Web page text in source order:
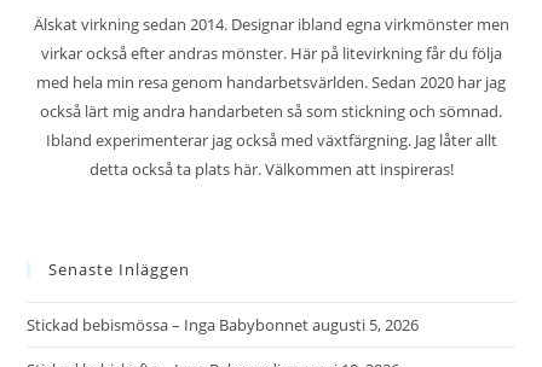
Älskat virkning sedan 2014. Designar ibland egna virkmönster men
virkar också efter andras mönster. Här på litevirkning får du följa
med hela min resa genom handarbetsvärlden. Sedan 2020 har jag
också lärt mig andra handarbeten så som stickning och sömnad.
Ibland experimenterar jag också med växtfärgning. Jag låter allt
detta också ta plats här. Välkommen att inspireras!
Senaste Inläggen
Stickad bebismössa – Inga Babybonnetaugusti 5, 2026